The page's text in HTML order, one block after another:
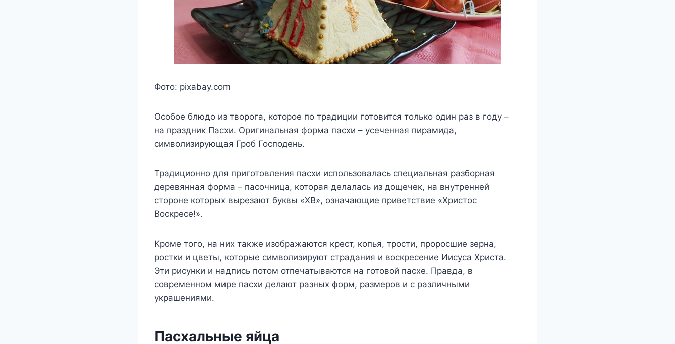
Фото: pixabay.com
Особое блюдо из творога, которое по традиции готовится только один раз в году –
на праздник Пасхи. Оригинальная форма пасхи – усеченная пирамида,
символизирующая Гроб Господень.
Традиционно для приготовления пасхи использовалась специальная разборная
деревянная форма – пасочница, которая делалась из дощечек, на внутренней
стороне которых вырезают буквы «ХВ», означающие приветствие «Христос
Воскресе!».
Кроме того, на них также изображаются крест, копья, трости, проросшие зерна,
ростки и цветы, которые символизируют страдания и воскресение Иисуса Христа.
Эти рисунки и надпись потом отпечатываются на готовой пасхе. Правда, в
современном мире пасхи делают разных форм, размеров и с различными
украшениями.
Пасхальные яйца